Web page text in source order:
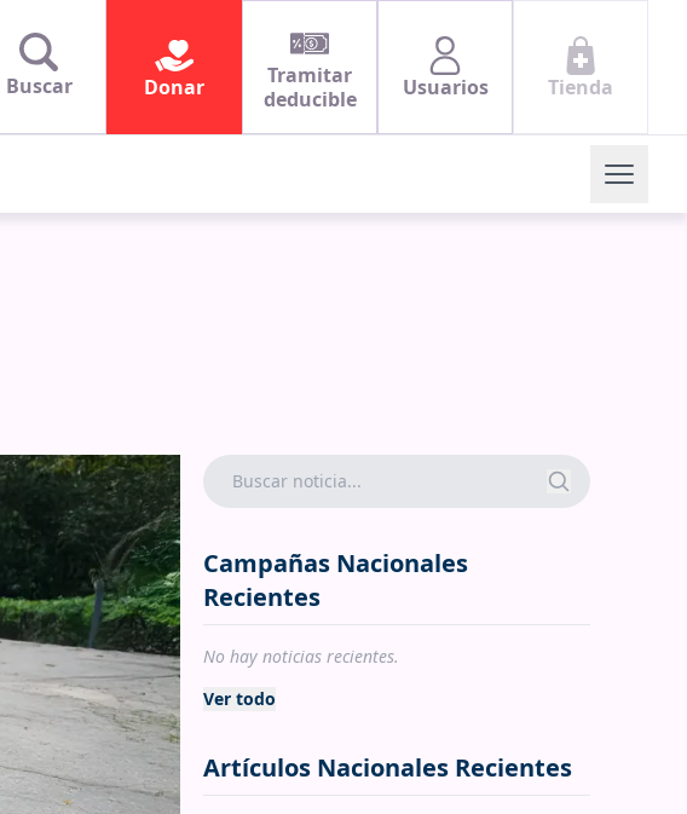
Buscar Donar
Tramitar
deducible
Usuarios Tienda
Campañas Nacionales
Recientes
No hay noticias recientes.
Ver todo
Artículos Nacionales Recientes